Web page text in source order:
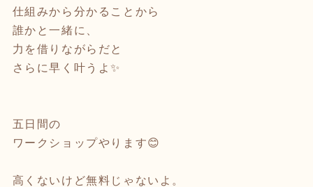
仕組みから分かることから
誰かと一緒に、
力を借りながらだと
さらに早く叶うよ✨
五日間の
ワークショップやります😊
高くないけど無料じゃないよ。